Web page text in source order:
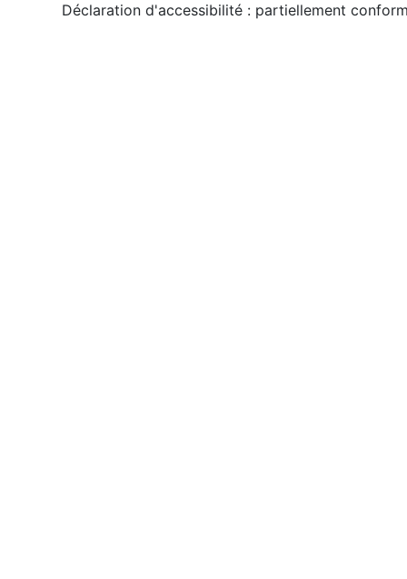
Déclaration d'accessibilité : partiellement